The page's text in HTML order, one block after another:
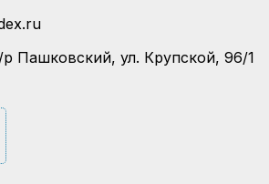
Пашковский, ул. Крупской, 96/1